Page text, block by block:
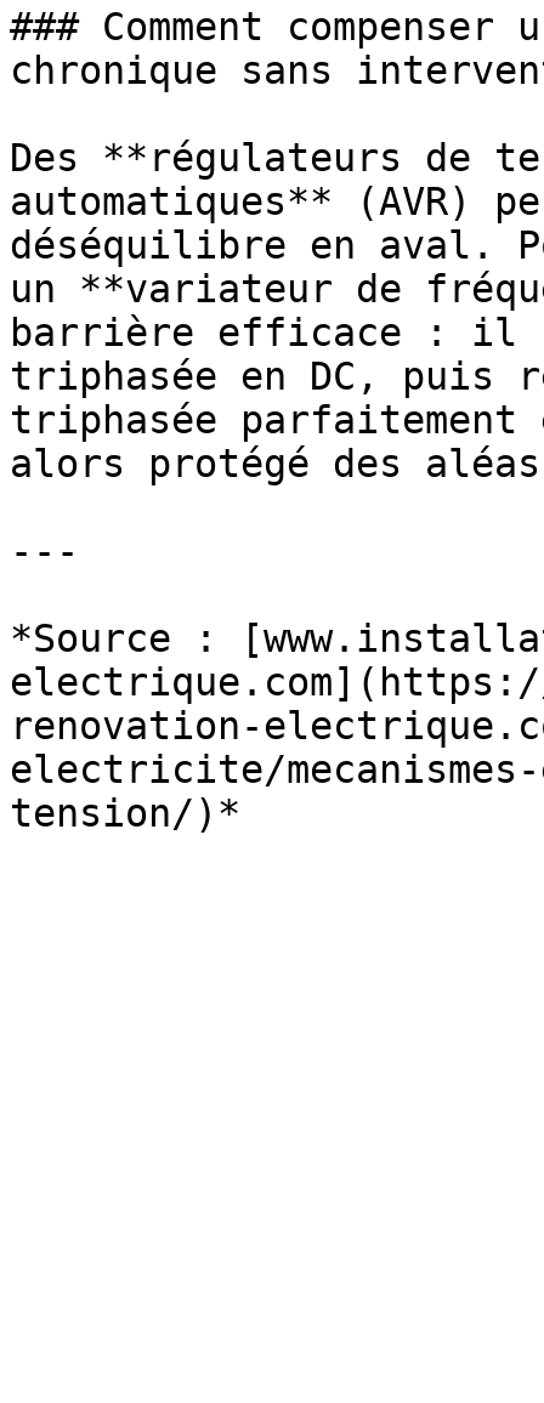
### Comment
chronique sans
Des **régulateurs de
automatiques** (AVR)
déséquilibre en aval.
un **variateur de
barrière efficace : il
triphasée en DC, puis
triphasée
alors protégé des
---
*Source :
renovation-
electricite/